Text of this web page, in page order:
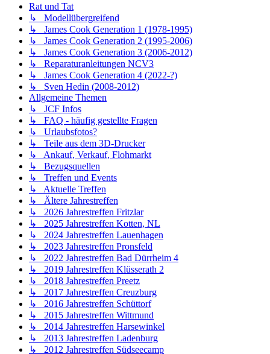
Rat und Tat
↳ Modellübergreifend
↳ James Cook Generation 1 (1978-1995)
↳ James Cook Generation 2 (1995-2006)
↳ James Cook Generation 3 (2006-2012)
↳ Reparaturanleitungen NCV3
↳ James Cook Generation 4 (2022-?)
↳ Sven Hedin (2008-2012)
Allgemeine Themen
↳ JCF Infos
↳ FAQ - häufig gestellte Fragen
↳ Urlaubsfotos?
↳ Teile aus dem 3D-Drucker
↳ Ankauf, Verkauf, Flohmarkt
↳ Bezugsquellen
↳ Treffen und Events
↳ Aktuelle Treffen
↳ Ältere Jahrestreffen
↳ 2026 Jahrestreffen Fritzlar
↳ 2025 Jahrestreffen Kotten, NL
↳ 2024 Jahrestreffen Lauenhagen
↳ 2023 Jahrestreffen Pronsfeld
↳ 2022 Jahrestreffen Bad Dürrheim 4
↳ 2019 Jahrestreffen Klüsserath 2
↳ 2018 Jahrestreffen Preetz
↳ 2017 Jahrestreffen Creuzburg
↳ 2016 Jahrestreffen Schüttorf
↳ 2015 Jahrestreffen Wittmund
↳ 2014 Jahrestreffen Harsewinkel
↳ 2013 Jahrestreffen Ladenburg
↳ 2012 Jahrestreffen Südseecamp